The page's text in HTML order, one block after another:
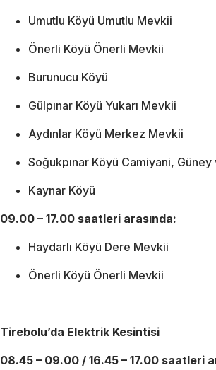
Umutlu Köyü Umutlu Mevkii
Önerli Köyü Önerli Mevkii
Burunucu Köyü
Gülpınar Köyü Yukarı Mevkii
Aydınlar Köyü Merkez Mevkii
Soğukpınar Köyü Camiyani,
Kaynar Köyü
09.00 – 17.00 saatleri arasında:
Haydarlı Köyü Dere Mevkii
Önerli Köyü Önerli Mevkii
Tirebolu’da Elektrik Kesintisi
08.45 – 09.00 / 16.45 – 17.00 saatleri